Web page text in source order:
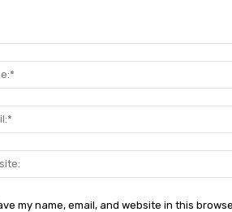
my name, email, and website in this